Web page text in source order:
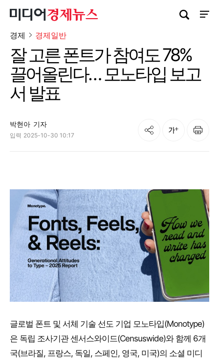
사이
검색창 열기
경제 경제일반
잘 고른 폰트가 참여도 78%
끌어올린다… 모노타입 보고
서 발표
박현아 기자
입력 2025-10-30 10:17
공유 글자크기 인쇄
글로벌 폰트 및 서체 기술 선도 기업 모노타입(Monotype)
은 독립 조사기관 센서스와이드(Censuswide)와 함께 6개
국(브라질, 프랑스, 독일, 스페인, 영국, 미국)의 소셜 미디